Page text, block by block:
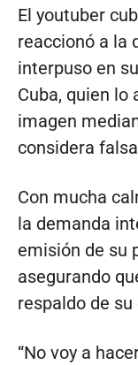
El youtuber
reaccionó a la
interpuso en
Cuba, quien lo
imagen
considera
Con mucha
la demanda
emisión de su
asegurando
respaldo de
“No voy a